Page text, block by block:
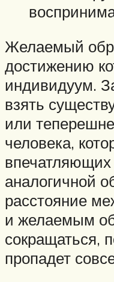
Желаемый
достижению
индивидуум.
взять
или
человека,
впечатляющих
аналогичной
расстояние
и желаемым
сокращаться,
пропадет